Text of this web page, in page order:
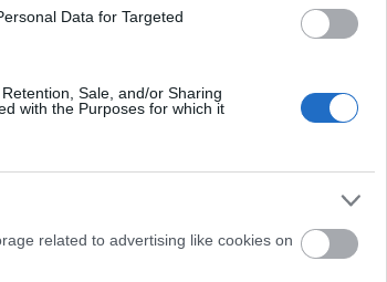
Data for Targeted
Sale, and/or Sharing
with the Purposes for which it
related to advertising like cookies on
Miskolc Iglóban
technikaiüzemeltetője semmilyen felelősséget nem vállal,